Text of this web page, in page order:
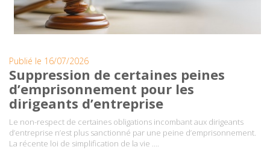
Publié le 16/07/2026
Suppression de certaines peines
d’emprisonnement pour les
dirigeants d’entreprise
Le non-respect de certaines obligations incombant aux dirigeants
d’entreprise n’est plus sanctionné par une peine d’emprisonnement.
La récente loi de simplification de la vie ….